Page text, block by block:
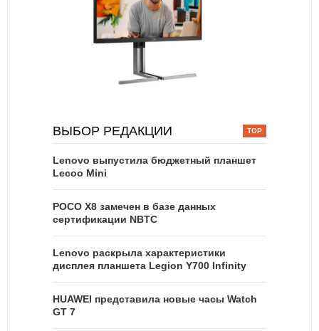
ВЫБОР РЕДАКЦИИ
Lenovo выпустила бюджетный планшет
Lecoo Mini
POCO X8 замечен в базе данных
сертификации NBTC
Lenovo раскрыла характеристики
дисплея планшета Legion Y700 Infinity
HUAWEI представила новые часы Watch
GT 7